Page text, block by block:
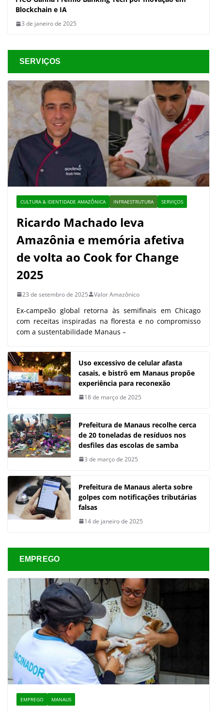
Blockchain e IA
3 de janeiro de 2025
SERVIÇOS
CULTURA & IDENTIDADE AMAZÔNICA INFRAESTRUTURA SERVIÇOS
Ricardo Machado leva
Amazônia e memória afetiva
de volta ao Cook for Change
2025
23 de setembro de 2025 Valor Amazônico
Ex-campeão global retorna às semifinais em Chicago
com receitas inspiradas na floresta e no compromisso
com a sustentabilidade Manaus –
Uso excessivo de celular afasta
casais, e bistrô em Manaus propõe
experiência para reconexão
18 de março de 2025
Prefeitura de Manaus recolhe cerca
de 20 toneladas de resíduos nos
desfiles das escolas de samba
3 de março de 2025
Prefeitura de Manaus alerta sobre
golpes com notificações tributárias
falsas
14 de janeiro de 2025
EMPREGO
EMPREGO MANAUS